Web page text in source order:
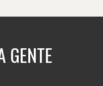
GENTE